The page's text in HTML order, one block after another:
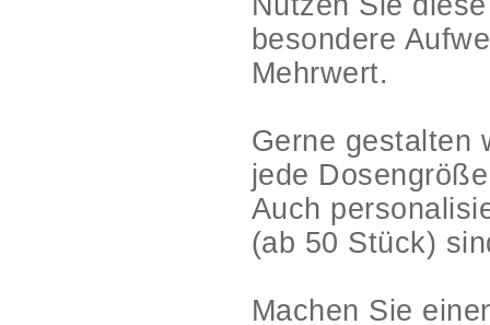
besondere
Mehrwert.
Gerne gestalten
jede
Auch
(ab 50 Stück)
Machen Sie